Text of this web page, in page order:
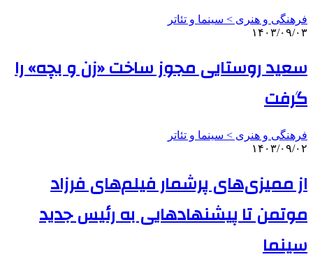
فرهنگی و هنری > سینما و تئاتر
۱۴۰۳/۰۹/۰۳
سعید روستایی مجوز ساخت «زن و بچه» را
گرفت
فرهنگی و هنری > سینما و تئاتر
۱۴۰۳/۰۹/۰۲
از ممیزی‌های پرشمار فیلم‌های فرزاد
موتمن تا پیشنهادهایی به رئیس جدید
سینما